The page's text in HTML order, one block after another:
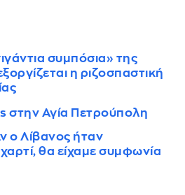
συμπόσια» της
η ριζοσπαστική
στην Αγία Πετρούπολη
ο Λίβανος ήταν
θα είχαμε συμφωνία